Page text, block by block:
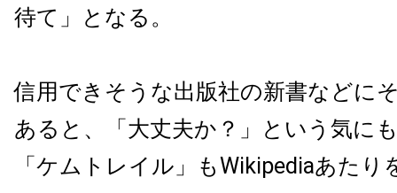
待て」となる。
信用できそうな出版社の新書などに
あると、「大丈夫か？」という気に
「ケムトレイル」もWikipediaあたり